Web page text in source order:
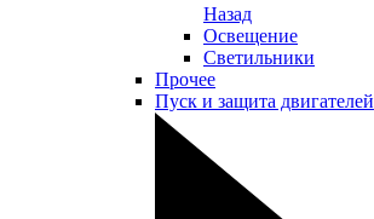
Назад
Освещение
Светильники
Прочее
Пуск и защита двигателей